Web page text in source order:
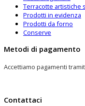
Terracotte artistiche
Prodotti in evidenza
Prodotti da forno
Conserve
Metodi di pagamento
Accettiamo pagamenti
Contattaci